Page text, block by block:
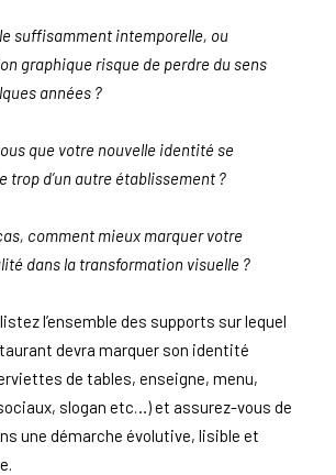
suffisamment intemporelle, ou
graphique risque de perdre du sens
années ?
que votre nouvelle identité se
trop d’un autre établissement ?
comment mieux marquer votre
dans la transformation visuelle ?
l’ensemble des supports sur lequel
devra marquer son identité
de tables, enseigne, menu,
slogan etc…) et assurez-vous de
une démarche évolutive, lisible et